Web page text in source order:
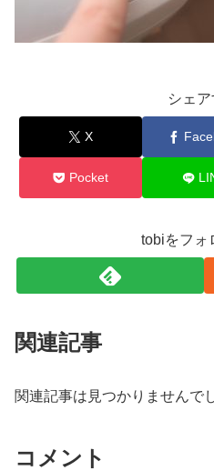
シェア
X
Pocket
tobiをフォ
関連記事
関連記事は見つかりませんで
コメント